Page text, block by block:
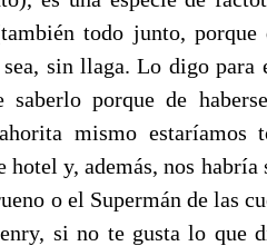
todo junto, porque
sin llaga. Lo digo para
porque de
mismo estaríamos
hotel y, además, nos
o el Supermán de las
si no te gusta lo que